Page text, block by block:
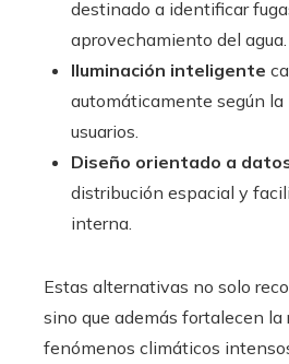
destinado a identificar
aprovechamiento del agua.
Iluminación inteligente
automáticamente según la
usuarios.
Diseño orientado a
distribución espacial y
interna.
Estas alternativas no solo
sino que además fortalecen
fenómenos climáticos